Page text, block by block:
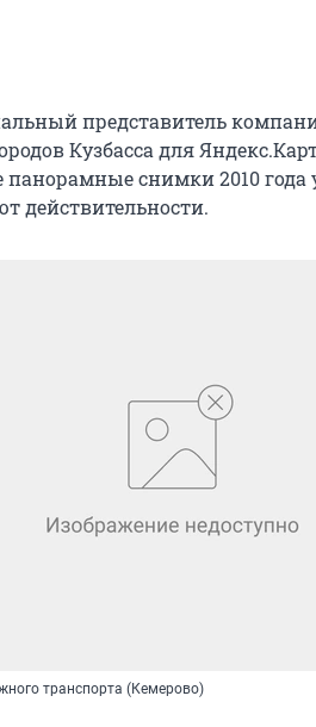
представитель
Кузбасса для
панорамные снимки 2010 года
действительности.
транспорта (Кемерово)